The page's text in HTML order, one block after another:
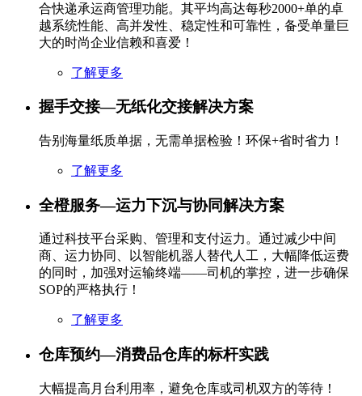
合快递承运商管理功能。其平均高达每秒2000+单的卓
越系统性能、高并发性、稳定性和可靠性，备受单量巨
大的时尚企业信赖和喜爱！
了解更多
握手交接—无纸化交接解决方案
告别海量纸质单据，无需单据检验！环保+省时省力！
了解更多
全橙服务—运力下沉与协同解决方案
通过科技平台采购、管理和支付运力。通过减少中间
商、运力协同、以智能机器人替代人工，大幅降低运费
的同时，加强对运输终端——司机的掌控，进一步确保
SOP的严格执行！
了解更多
仓库预约—消费品仓库的标杆实践
大幅提高月台利用率，避免仓库或司机双方的等待！